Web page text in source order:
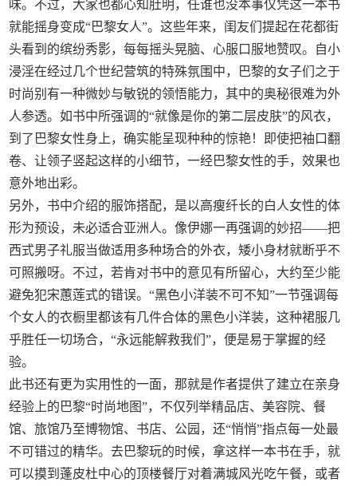
味。不过，大家也都心知肚明，任谁也没本事仅凭这一本书
就能摇身变成“巴黎女人”。这些年来，闺友们提起在花都街
头看到的缤纷秀影，每每摇头晃脑、心服口服地赞叹。自小
浸淫在经过几个世纪营筑的特殊氛围中，巴黎的女子们之于
时尚别有一种微妙与敏锐的领悟能力，其中的奥秘很难为外
人参透。如书中所强调的“就像是你的第二层皮肤”的风衣，
到了巴黎女性身上，确实能呈现种种的惊艳！即使把袖口翻
卷、让领子竖起这样的小细节，一经巴黎女性的手，效果也
意外地出彩。
另外，书中介绍的服饰搭配，是以高瘦纤长的白人女性的体
形为预设，未必适合亚洲人。像伊娜一再强调的妙招——把
西式男子礼服当做适用多种场合的外衣，矮小身材就断乎不
可照搬呀。不过，若肯对书中的意见有所留心，大约至少能
避免犯宋蕙莲式的错误。“黑色小洋装不可不知”一节强调每
个女人的衣橱里都该有几件合体的黑色小洋装，这种裙服几
乎胜任一切场合，“永远能解救我们”，便是易于掌握的经
验。
此书还有更为实用性的一面，那就是作者提供了建立在亲身
经验上的巴黎“时尚地图”，不仅列举精品店、美容院、餐
馆、旅馆乃至博物馆、书店、公园，还“悄悄”指点每一处最
不可错过的精华。去巴黎玩的时候，拿这样一本书在手，就
可以摸到蓬皮杜中心的顶楼餐厅对着满城风光吃午餐，或者